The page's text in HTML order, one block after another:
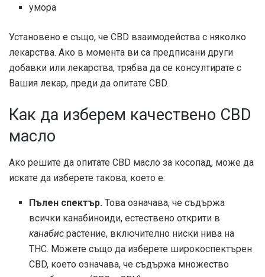
умора
Установено е също, че CBD взаимодейства с няколко
лекарства. Ако в момента ви са предписани други
добавки или лекарства, трябва да се консултирате с
Вашия лекар, преди да опитате CBD.
Как да изберем качествено CBD
масло
Ако решите да опитате CBD масло за косопад, може да
искате да изберете такова, което е:
Пълен спектър. Това означава, че съдържа
всички канабиноиди, естествено открити в
канабис растение, включително ниски нива на
THC. Можете също да изберете широкоспектърен
CBD, което означава, че съдържа множество